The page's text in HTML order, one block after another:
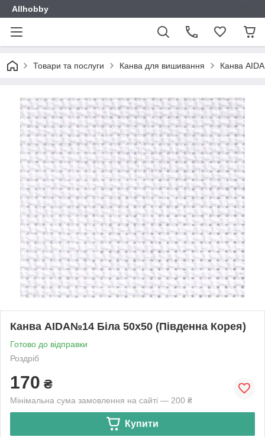
Allhobby
Товари та послуги Канва для вишивання Канва
Канва AIDA№14 Біла 50х50 (Південна Корея)
Готово до відправки
Роздріб
170 ₴
Мінімальна сума замовлення на сайті — 200 ₴
Купити